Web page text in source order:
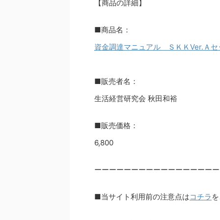
【商品の詳細】
■商品名：
資金調達マニュアル ＳＫＫVer.Ａセ
■販売者名：
生活経営研究会 秋田和裕
■販売価格：
6,800
ーーーーーーーーーーーーーーーー
■当サイト利用前の注意点はコチラ